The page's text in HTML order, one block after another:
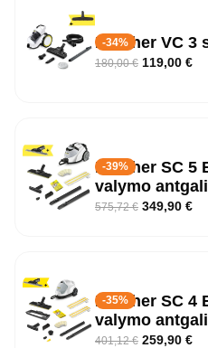
-34%
Karcher VC 3
180,00€ 119,00 €
-39%
Kärcher SC 5
valymo
575,72€ 349,90 €
-35%
Kärcher SC 4
valymo
401,12€ 259,90 €